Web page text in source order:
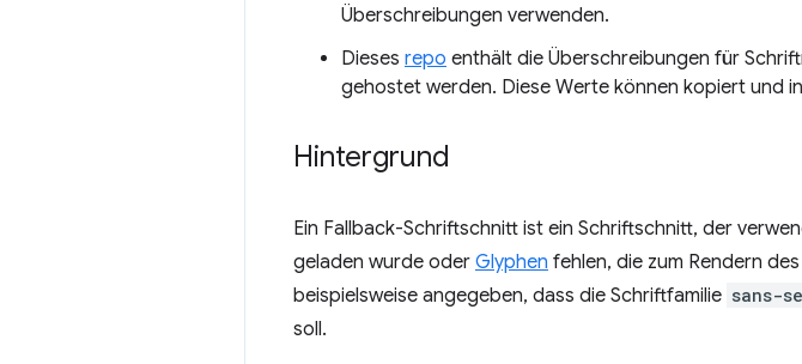
Überschreibungen verwenden.
Dieses repo enthält die Überschreibungen für
gehostet werden. Diese Werte können kopiert und
Hintergrund
Ein Fallback-Schriftschnitt ist ein Schriftschnitt, der
geladen wurde oder Glyphen fehlen, die zum Rendern
beispielsweise angegeben, dass die Schriftfamilie sans-
soll.